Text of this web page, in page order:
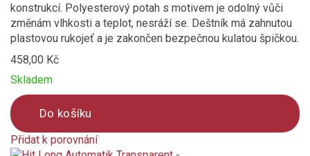
konstrukcí. Polyesterový potah s motivem je odolný vůči
změnám vlhkosti a teplot, nesráží se. Deštník má zahnutou
plastovou rukojeť a je zakončen bezpečnou kulatou špičkou.
458,00 Kč
Skladem
Do košíku
Přidat k porovnání